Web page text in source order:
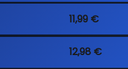
11,99 €
12,98 €